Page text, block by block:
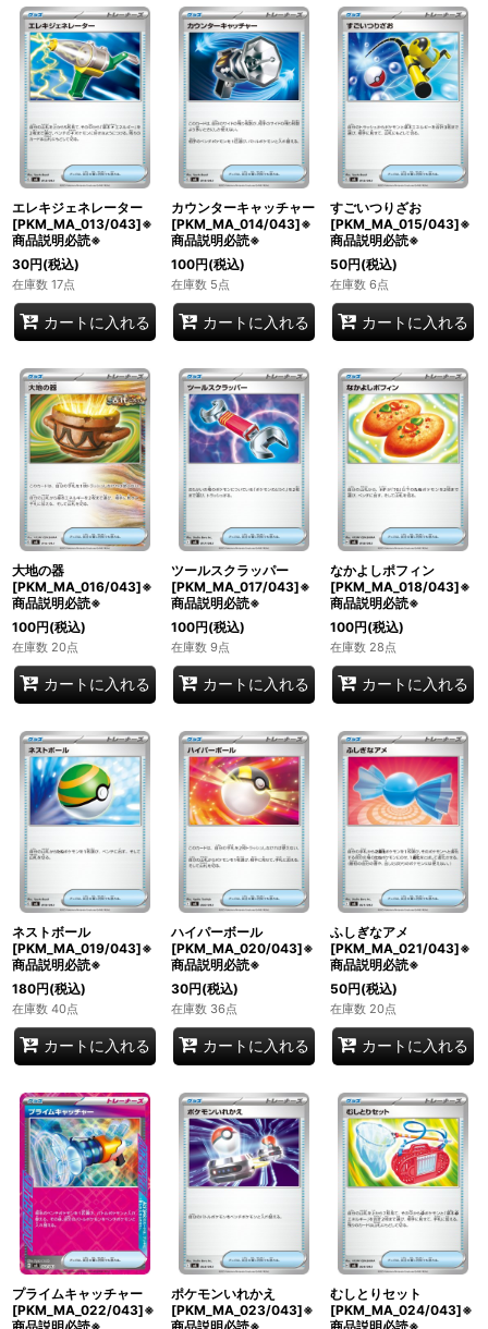
エレキジェネレーター
[PKM_MA_013/043]※
商品説明必読※
30円(税込)
在庫数 17点
カートに入れる
カウンターキャッチャー
[PKM_MA_014/043]※
商品説明必読※
100円(税込)
在庫数 5点
カートに入れる
すごいつりざお
[PKM_MA_015/043]※
商品説明必読※
50円(税込)
在庫数 6点
カートに入れる
大地の器
[PKM_MA_016/043]※
商品説明必読※
100円(税込)
在庫数 20点
カートに入れる
ツールスクラッパー
[PKM_MA_017/043]※
商品説明必読※
100円(税込)
在庫数 9点
カートに入れる
なかよしポフィン
[PKM_MA_018/043]※
商品説明必読※
100円(税込)
在庫数 28点
カートに入れる
ネストボール
[PKM_MA_019/043]※
商品説明必読※
180円(税込)
在庫数 40点
カートに入れる
ハイパーボール
[PKM_MA_020/043]※
商品説明必読※
30円(税込)
在庫数 36点
カートに入れる
ふしぎなアメ
[PKM_MA_021/043]※
商品説明必読※
50円(税込)
在庫数 20点
カートに入れる
プライムキャッチャー
[PKM_MA_022/043]※
ポケモンいれかえ
[PKM_MA_023/043]※
むしとりセット
[PKM_MA_024/043]※